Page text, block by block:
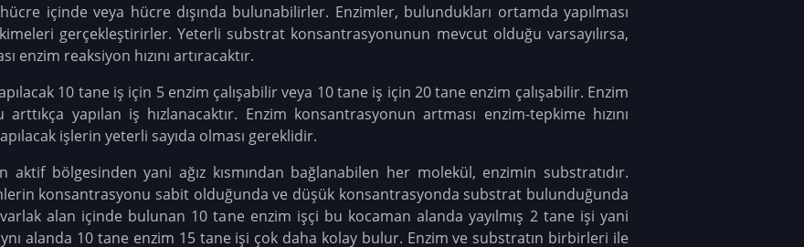
içinde veya hücre dışında bulunabilirler. Enzimler, bulundukları ortamda yapılması
gerçekleştirirler. Yeterli substrat konsantrasyonunun mevcut olduğu varsayılırsa,
enzim reaksiyon hızını artıracaktır.
10 tane iş için 5 enzim çalışabilir veya 10 tane iş için 20 tane enzim çalışabilir. Enzim
yapılan iş hızlanacaktır. Enzim konsantrasyonun artması enzim-tepkime hızını
işlerin yeterli sayıda olması gereklidir.
aktif bölgesinden yani ağız kısmından bağlanabilen her molekül, enzimin substratıdır.
konsantrasyonu sabit olduğunda ve düşük konsantrasyonda substrat bulunduğunda
alan içinde bulunan 10 tane enzim işçi bu kocaman alanda yayılmış 2 tane işi yani
alanda 10 tane enzim 15 tane işi çok daha kolay bulur. Enzim ve substratın birbirleri ile